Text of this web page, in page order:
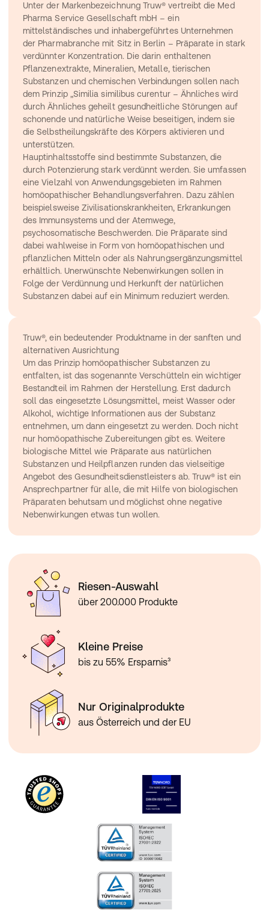
Unter der Markenbezeichnung Truw® vertreibt die Med
Pharma Service Gesellschaft mbH – ein
mittelständisches und inhabergeführtes Unternehmen
der Pharmabranche mit Sitz in Berlin – Präparate in stark
verdünnter Konzentration. Die darin enthaltenen
Pflanzenextrakte, Mineralien, Metalle, tierischen
Substanzen und chemischen Verbindungen sollen nach
dem Prinzip „Similia similibus curentur – Ähnliches wird
durch Ähnliches geheilt gesundheitliche Störungen auf
schonende und natürliche Weise beseitigen, indem sie
die Selbstheilungskräfte des Körpers aktivieren und
unterstützen.
Hauptinhaltsstoffe sind bestimmte Substanzen, die
durch Potenzierung stark verdünnt werden. Sie umfassen
eine Vielzahl von Anwendungsgebieten im Rahmen
homöopathischer Behandlungsverfahren. Dazu zählen
beispielsweise Zivilisationskrankheiten, Erkrankungen
des Immunsystems und der Atemwege,
psychosomatische Beschwerden. Die Präparate sind
dabei wahlweise in Form von homöopathischen und
pflanzlichen Mitteln oder als Nahrungsergänzungsmittel
erhältlich. Unerwünschte Nebenwirkungen sollen in
Folge der Verdünnung und Herkunft der natürlichen
Substanzen dabei auf ein Minimum reduziert werden.
Truw®, ein bedeutender Produktname in der sanften und
alternativen Ausrichtung
Um das Prinzip homöopathischer Substanzen zu
entfalten, ist das sogenannte Verschütteln ein wichtiger
Bestandteil im Rahmen der Herstellung. Erst dadurch
soll das eingesetzte Lösungsmittel, meist Wasser oder
Alkohol, wichtige Informationen aus der Substanz
entnehmen, um dann eingesetzt zu werden. Doch nicht
nur homöopathische Zubereitungen gibt es. Weitere
biologische Mittel wie Präparate aus natürlichen
Substanzen und Heilpflanzen runden das vielseitige
Angebot des Gesundheitsdienstleisters ab. Truw® ist ein
Ansprechpartner für alle, die mit Hilfe von biologischen
Präparaten behutsam und möglichst ohne negative
Nebenwirkungen etwas tun wollen.
Riesen-Auswahl
über 200.000 Produkte
Kleine Preise
bis zu 55% Ersparnis³
Nur Originalprodukte
aus Österreich und der EU